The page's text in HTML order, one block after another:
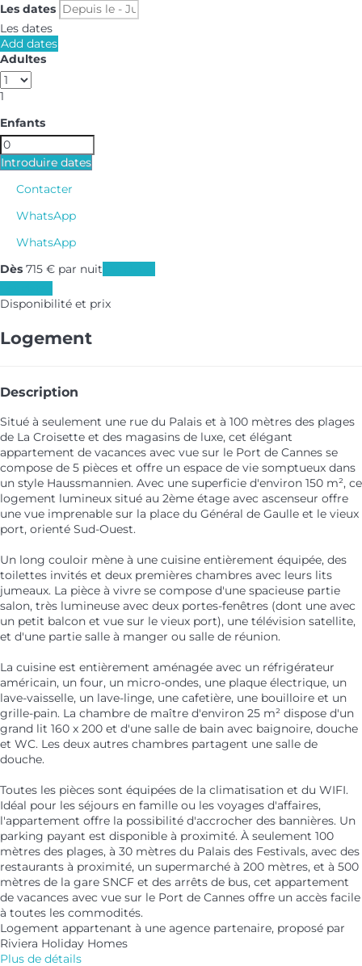
Les dates
Les dates
Add dates
Adultes
1
Enfants
Introduire dates
Contacter
WhatsApp
WhatsApp
Dès 715 € par nuit
Disponibilité et prix
Logement
Description
Situé à seulement une rue du Palais et à 100 mètres des plages
de La Croisette et des magasins de luxe, cet élégant
appartement de vacances avec vue sur le Port de Cannes se
compose de 5 pièces et offre un espace de vie somptueux dans
un style Haussmannien. Avec une superficie d'environ 150 m², ce
logement lumineux situé au 2ème étage avec ascenseur offre
une vue imprenable sur la place du Général de Gaulle et le vieux
port, orienté Sud-Ouest.
Un long couloir mène à une cuisine entièrement équipée, des
toilettes invités et deux premières chambres avec leurs lits
jumeaux. La pièce à vivre se compose d'une spacieuse partie
salon, très lumineuse avec deux portes-fenêtres (dont une avec
un petit balcon et vue sur le vieux port), une télévision satellite,
et d'une partie salle à manger ou salle de réunion.
La cuisine est entièrement aménagée avec un réfrigérateur
américain, un four, un micro-ondes, une plaque électrique, un
lave-vaisselle, un lave-linge, une cafetière, une bouilloire et un
grille-pain. La chambre de maître d'environ 25 m² dispose d'un
grand lit 160 x 200 et d'une salle de bain avec baignoire, douche
et WC. Les deux autres chambres partagent une salle de
douche.
Toutes les pièces sont équipées de la climatisation et du WIFI.
Idéal pour les séjours en famille ou les voyages d'affaires,
l'appartement offre la possibilité d'accrocher des bannières. Un
parking payant est disponible à proximité. À seulement 100
mètres des plages, à 30 mètres du Palais des Festivals, avec des
restaurants à proximité, un supermarché à 200 mètres, et à 500
mètres de la gare SNCF et des arrêts de bus, cet appartement
de vacances avec vue sur le Port de Cannes offre un accès facile
à toutes les commodités.
Logement appartenant à une agence partenaire, proposé par
Riviera Holiday Homes
Plus de détails